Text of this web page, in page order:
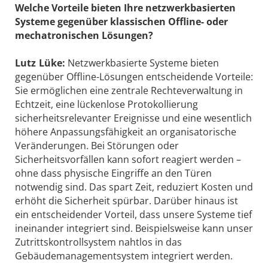
Welche Vorteile bieten Ihre netzwerk­basierten
Systeme gegenüber klassischen Offline- oder
mechatronischen Lösungen?
Lutz Lüke: Netzwerkbasierte Systeme bieten
gegenüber Offline-Lösungen entscheidende Vorteile:
Sie ermöglichen eine zentrale Rechteverwaltung in
Echtzeit, eine lückenlose Protokollierung
sicherheitsrelevanter Ereignisse und eine wesentlich
höhere Anpassungsfähigkeit an organisatorische
Veränderungen. Bei Störungen oder
Sicherheitsvorfällen kann sofort reagiert werden –
ohne dass physische Eingriffe an den Türen
notwendig sind. Das spart Zeit, reduziert Kosten und
erhöht die Sicherheit spürbar. Darüber hinaus ist
ein entscheidender Vorteil, dass unsere Systeme tief
ineinander integriert sind. Beispielsweise kann unser
Zutrittskontrollsystem nahtlos in das
Gebäudemanagementsystem integriert werden.